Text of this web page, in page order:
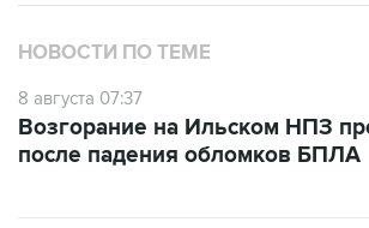
НОВОСТИ ПО ТЕМЕ
8 августа 07:37
Возгорание на Ильском НПЗ
после падения обломков БПЛА